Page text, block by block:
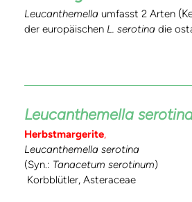
Leucanthemella umfasst 2 Arten
der europäischen L. serotina die
Leucanthemella
Herbstmargerite,
Leucanthemella serotina
(Syn.: Tanacetum serotinum)
Korbblütler, Asteraceae